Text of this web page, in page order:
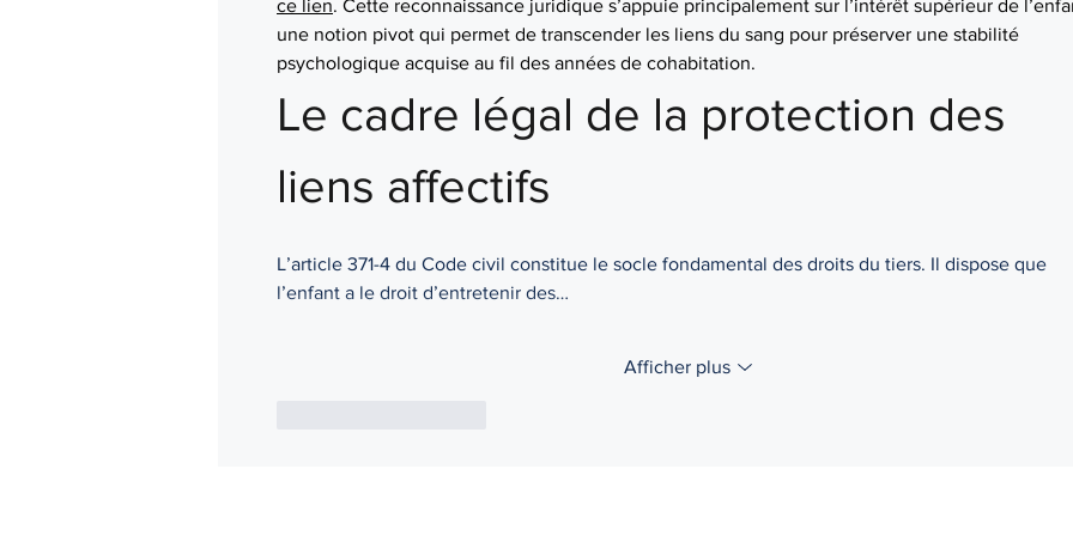
ce lien. Cette reconnaissance juridique s’appuie principalement sur l’intérêt supérieur de
une notion pivot qui permet de transcender les liens du sang pour préserver une stabilité
psychologique acquise au fil des années de cohabitation.
Le cadre légal de la protection des
liens affectifs
L’article 371-4 du Code civil constitue le socle fondamental des droits du tiers. Il dispose que
l’enfant a le droit d’entretenir des…
Afficher plus